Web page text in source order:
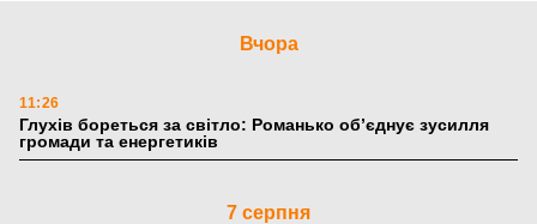
Вчора
11:26
Глухів бореться за світло: Романько об’єднує зусилля
громади та енергетиків
7 серпня